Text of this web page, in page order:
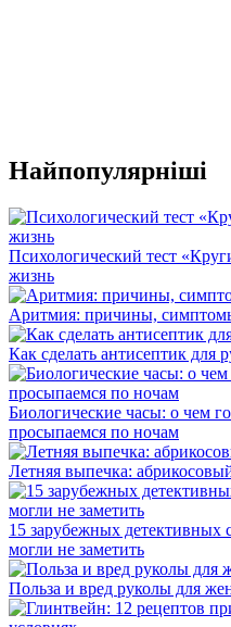
Найпопулярніші
Психологический тест
жизнь
Аритмия: причины,
Как сделать антисептик для
Биологические часы: о чем
просыпаемся по ночам
Летняя выпечка:
15 зарубежных детективных
могли не заметить
Польза и вред руколы для